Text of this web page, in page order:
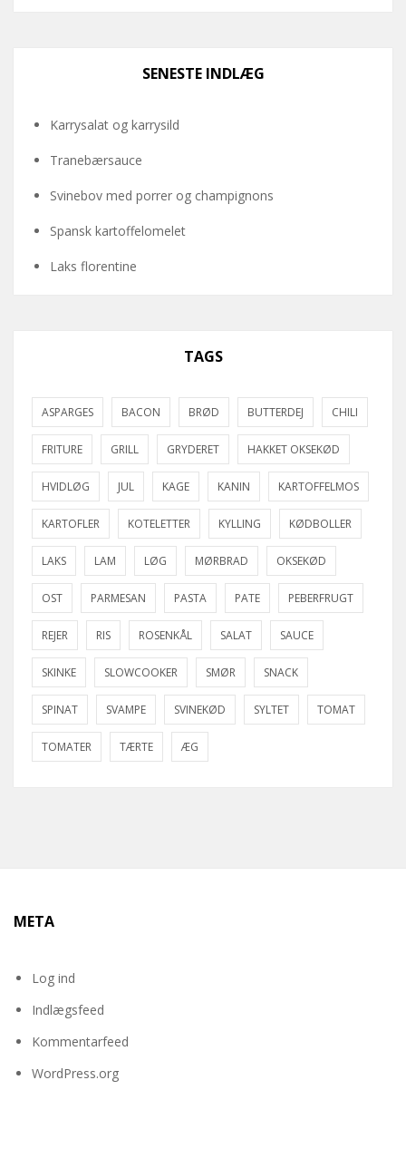
SENESTE INDLÆG
Karrysalat og karrysild
Tranebærsauce
Svinebov med porrer og champignons
Spansk kartoffelomelet
Laks florentine
TAGS
ASPARGES BACON BRØD BUTTERDEJ CHILI
FRITURE GRILL GRYDERET HAKKET OKSEKØD
HVIDLØG JUL KAGE KANIN KARTOFFELMOS
KARTOFLER KOTELETTER KYLLING KØDBOLLER
LAKS LAM LØG MØRBRAD OKSEKØD
OST PARMESAN PASTA PATE PEBERFRUGT
REJER RIS ROSENKÅL SALAT SAUCE
SKINKE SLOWCOOKER SMØR SNACK
SPINAT SVAMPE SVINEKØD SYLTET TOMAT
TOMATER TÆRTE ÆG
META
Log ind
Indlægsfeed
Kommentarfeed
WordPress.org